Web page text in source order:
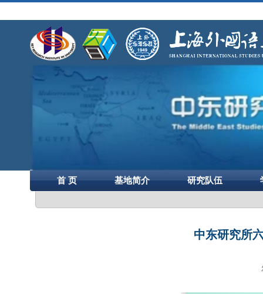
首 页 基地简介 研究队伍
中东研究所